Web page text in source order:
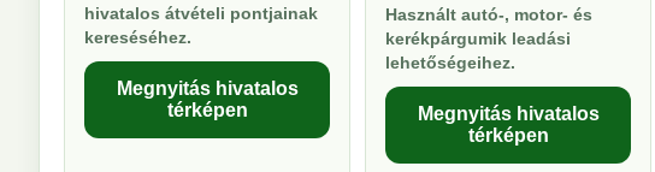
hivatalos átvételi pontjainak
kereséséhez.
Megnyitás hivatalos
térképen
Használt autó-, motor- és
kerékpárgumik leadási
lehetőségeihez.
Megnyitás hivatalos
térképen